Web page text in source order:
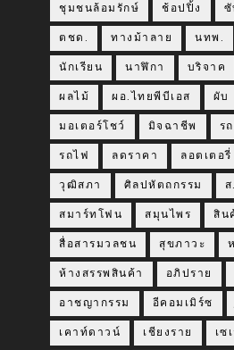
ชุมชนล้อมรักษ์ ช้อปปิ้ง
ตชด. ทางม้าลาย นทพ.
นักเรียน นาฬิกา บริจาค
ผลไม้ ผอ.ไทยพีบีเอส ผับ
มอเตอร์โชว์ มิจฉาชีพ ร
รถไฟ ลดราคา ลอตเตอรี่
วุฒิสภา ศิลปหัตถกรรม ส
สมาร์ทโฟน สมุนไพร สิน
สื่อสารมวลชน สุขภาวะ
ห้างสรรพสินค้า อภิปราย
อาชญากรรม อีคอมเมิร์ซ
เคาท์ดาวน์ เชียงราย เซ